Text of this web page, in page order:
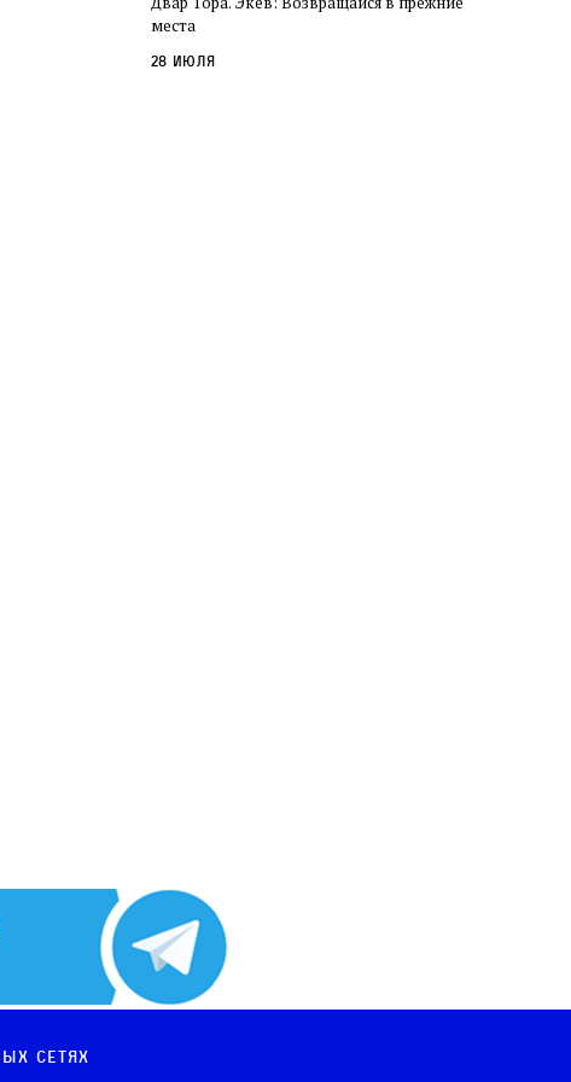
слово в переводе Библии
места
28 июля
сетях